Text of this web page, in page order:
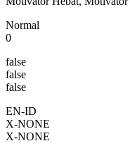
Normal
0
false
false
false
EN-ID
X-NONE
X-NONE